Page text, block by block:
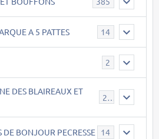
A 5 PATTES 14
2
DES BLAIREAUX ET
21
DE BONJOUR PECRESSE 14